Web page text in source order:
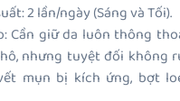
2 lần/ngày (Sáng và Tối).
Cần giữ da luôn thông
nhưng tuyệt đối không
mụn bị kích ứng, bợt